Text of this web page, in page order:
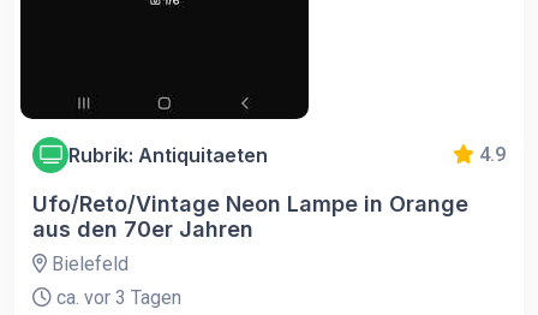
Rubrik: Antiquitaeten 4.9
Ufo/Reto/Vintage Neon Lampe in Orange
aus den 70er Jahren
Bielefeld
ca. vor 3 Tagen